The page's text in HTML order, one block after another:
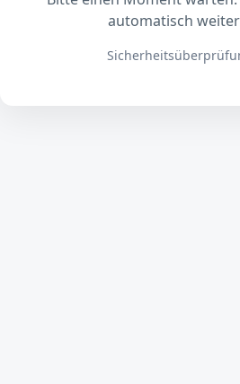
automatisch